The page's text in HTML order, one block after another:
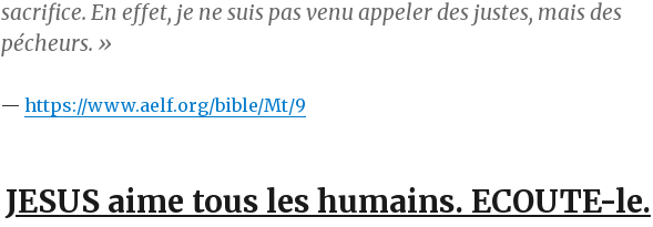
sacrifice. En effet, je ne suis pas venu appeler des justes, mais des
pécheurs. »
https://www.aelf.org/bible/Mt/9
JESUS aime tous les humains. ECOUTE-le.